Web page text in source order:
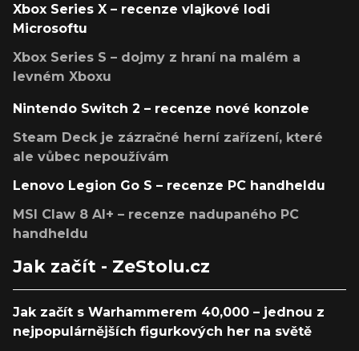
Xbox Series X – recenze vlajkové lodi
Microsoftu
Xbox Series S – dojmy z hraní na malém a
levném Xboxu
Nintendo Switch 2 – recenze nové konzole
Steam Deck je zázračné herní zařízení, které
ale vůbec nepoužívám
Lenovo Legion Go S – recenze PC handheldu
MSI Claw 8 AI+ – recenze nadupaného PC
handheldu
Jak začít - ZeStolu.cz
Jak začít s Warhammerem 40,000 – jednou z
nejpopulárnějších figurkových her na světě